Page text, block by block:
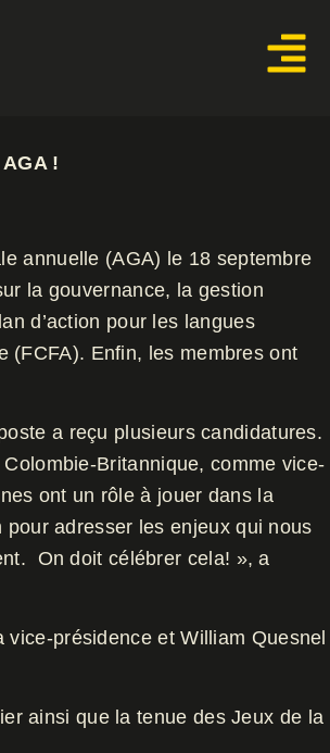
!
annuelle (AGA) le 18 septembre
la gouvernance, la gestion
d’action pour les langues
(FCFA). Enfin, les membres ont
a reçu plusieurs candidatures.
Britannique, comme vice-
ont un rôle à jouer dans la
adresser les enjeux qui nous
On doit célébrer cela! », a
présidence et William Quesnel
ainsi que la tenue des Jeux de la